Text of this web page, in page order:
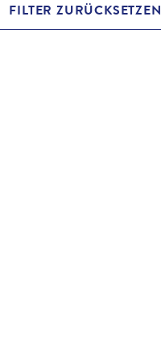
FILTER ZURÜCKSETZEN